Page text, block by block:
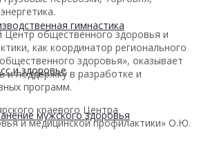
гимнастика
и здоровье
мужского здоровья
Центр общественного здоровья и
как координатор регионального
здоровья», оказывает
поддержку в разработке и
программ.
краевого Центра
и медицинской профилактики» О.Ю.